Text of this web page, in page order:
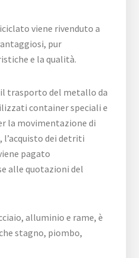
viene rivenduto a
pur
e la qualità.
trasporto del metallo da
container speciali e
la movimentazione di
dei detriti
pagato
alle quotazioni del
alluminio e rame, è
stagno, piombo,